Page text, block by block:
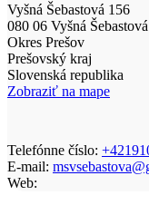
Vyšná Šebastová 156
080 06 Vyšná Šebastová
Okres Prešov
Prešovský kraj
Slovenská republika
Zobraziť na mape
Telefónne číslo:
E-mail:
Web: